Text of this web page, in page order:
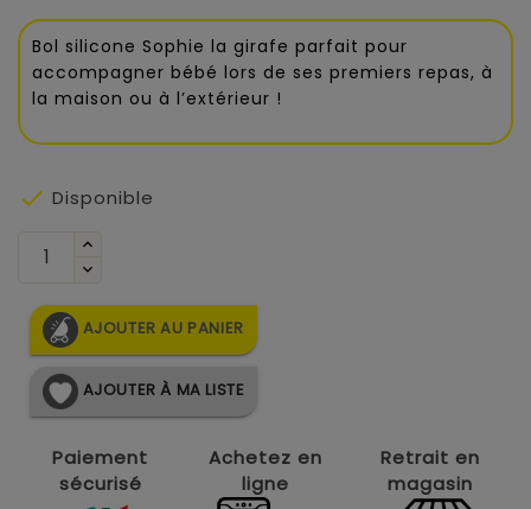
Bol silicone Sophie la girafe parfait pour
accompagner bébé lors de ses premiers repas, à
la maison ou à l’extérieur !
 Disponible
AJOUTER AU PANIER
AJOUTER À MA LISTE
Paiement
sécurisé
Achetez en
ligne
Retrait en
magasin